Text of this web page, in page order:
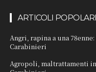
ARTICOLI POPOLARI
Angri, rapina a una
Carabinieri
Agropoli, maltrattamenti